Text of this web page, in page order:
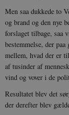
Men saa dukkede to
og brand og den nye
forslaget tilbage, saa
bestemmelse, der
mellem, hvad der er
af tusinder af
vind og vover i de
Resultatet blev det
der derefter blev